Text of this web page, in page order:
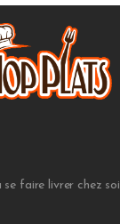
faire livrer chez soi